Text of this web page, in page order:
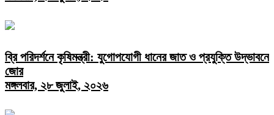
ব্রি পরিদর্শনে কৃষিমন্ত্রী: যুগোপযোগী ধানের জাত ও প্রযুক্তি উদ্ভাবনে
জোর
মঙ্গলবার, ২৮ জুলাই, ২০২৬